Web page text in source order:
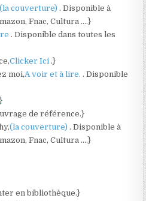
(la couverture). Disponible à
Fnac, Cultura ….}
. Disponible dans toutes les
Clicker Ici.}
moi,A voir et à lire.. Disponible
de référence.}
(la couverture). Disponible à
Fnac, Cultura ….}
en bibliothèque.}